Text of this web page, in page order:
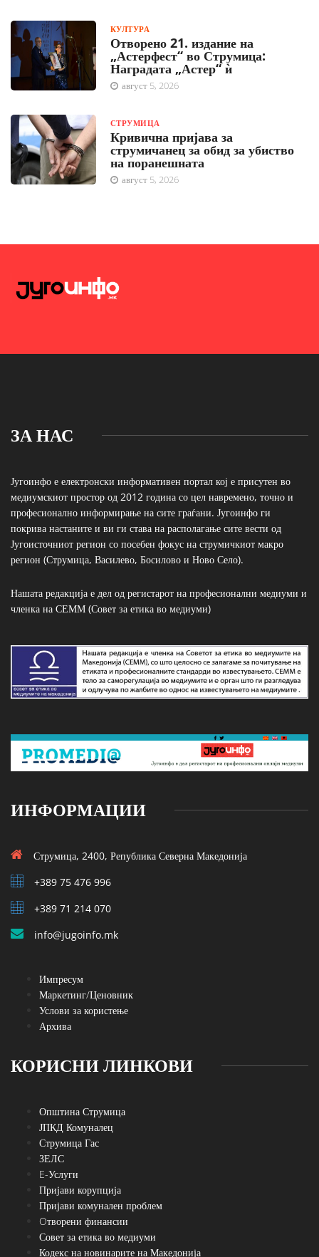
КУЛТУРА
Отворено 21. издание на
„Астерфест“ во Струмица:
Наградата „Астер“ ѝ
август 5, 2026
СТРУМИЦА
Кривична пријава за
струмичанец за обид за убиство
на поранешната
август 5, 2026
ЗА НАС
Југоинфо е електронски информативен портал кој е присутен во
медиумскиот простор од 2012 година со цел навремено, точно и
професионално информирање на сите граѓани. Југоинфо ги
покрива настаните и ви ги става на располагање сите вести од
Југоисточниот регион со посебен фокус на струмичкиот макро
регион (Струмица, Василево, Босилово и Ново Село).
Нашата редакција е дел од регистарот на професионални медиуми и
членка на СЕММ (Совет за етика во медиуми)
ИНФОРМАЦИИ
Струмица, 2400, Република Северна Македонија
+389 75 476 996
+389 71 214 070
info@jugoinfo.mk
Импресум
Маркетинг/Ценовник
Услови за користење
Архива
КОРИСНИ ЛИНКОВИ
Општина Струмица
ЈПКД Комуналец
Струмица Гас
ЗЕЛС
E-Услуги
Пријави корупција
Пријави комунален проблем
Oтворени финансии
Совет за етика во медиуми
Кодекс на новинарите на Македонија